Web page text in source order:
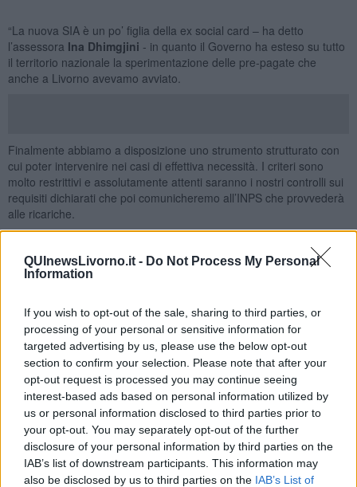
QUInewsLivorno.it - Do Not Process My Personal
Information
If you wish to opt-out of the sale, sharing to third parties, or
processing of your personal or sensitive information for
targeted advertising by us, please use the below opt-out
section to confirm your selection. Please note that after your
opt-out request is processed you may continue seeing
interest-based ads based on personal information utilized by
us or personal information disclosed to third parties prior to
your opt-out. You may separately opt-out of the further
disclosure of your personal information by third parties on the
IAB’s list of downstream participants. This information may
also be disclosed by us to third parties on the IAB’s List of
“La nuova SIA è un po’ figlia della ex social card – ha detto
l’assessora Ina Dhimgjini - in quanto il Governo ha esteso su tutto
il territorio nazionale la sperimentazione delle pre-pagate che
anche a Livorno avevamo avviato.
Finalmente abbiamo a disposizione uno strumento strutturato con
cui poter intervenire nei casi di effettiva necessità. I criteri sono
molto restrittivi e assolutamente attenti saranno i nostri controlli sui
requisiti dichiarati che poi comunicheremo all’INPS che provvederà
alle ricariche.
La SIA non è inoltre cumulabile con il reddito di cittadinanza,
ma questo ci permetterà di usare lo strumento migliore a seconda
dei casi. Importantissimo è poi il ruolo che la legge ritaglia per le
per un anno e che prevede che il cittadino si impegni a superare la
propria situazione di difficoltà economica."
Il primo requisito per poter fare domanda è quella di avere nel
nucleo familiare o un figlio minore o un portatore di handicap
la presenza di una donna in stato di gravidanza almeno al quinto
mese. Il richiedente, oltre che italiano, può essere anche un
cittadino straniero in possesso del permesso di soggiorno di lungo
periodo e residente in Italia da almeno due anni.